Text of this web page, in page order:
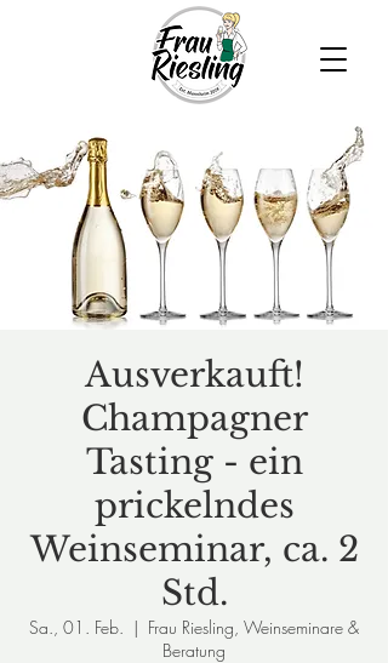
Ausverkauft!
Champagner
Tasting - ein
prickelndes
Weinseminar, ca. 2
Std.
Sa., 01. Feb.
  |
Frau Riesling, Weinseminare &
Beratung